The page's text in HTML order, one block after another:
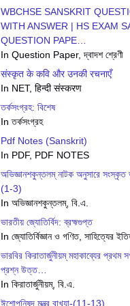
WBCHSE SANSKRIT
WITH ANSWER | HS EXAM
QUESTION PAPE…
In Question Paper, দ্বাদশ শ্রেণী
संस्कृत के कवि और उनकी रचनाएँ
In NET, हिन्दी संस्करण
তর্কসংগ্রহ: বিশেষ
In তর্কসংগ্রহ
Pdf Notes (Sanskrit)
In PDF, PDF NOTES
অভিজ্ঞানশকুন্তলম্ নাটক অনুসারে সংস্কৃত
(1-3)
In অভিজ্ঞানশকুন্তলম্, বি.এ.
ভারতীয় জ্যোতির্বিদ: ব্রহ্মগুপ্ত
In জ্যোতির্বিজ্ঞান ও গণিত, সাহিত্যের
ভারবির কিরাতার্জুনীয়ম্ মহাকাব্যের প্রথম
প্রশ্ন উত্ত…
In কিরাতার্জুনীয়ম্, বি.এ.
ঈশোপনিষদ মন্ত্র বাখ্যা-(11-13)